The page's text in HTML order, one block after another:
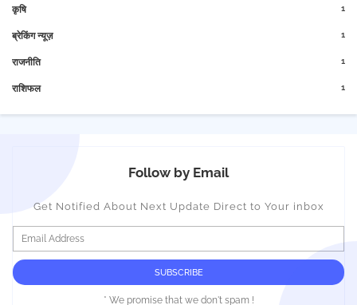
कृषि 1
ब्रेकिंग न्यूज़ 1
राजनीति 1
राशिफल 1
Follow by Email
Get Notified About Next Update Direct to Your inbox
* We promise that we don't spam !